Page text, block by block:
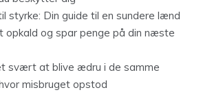
styrke: Din guide til en sundere lænd
opkald og spar penge på din næste
svært at blive ædru i de samme
misbruget opstod